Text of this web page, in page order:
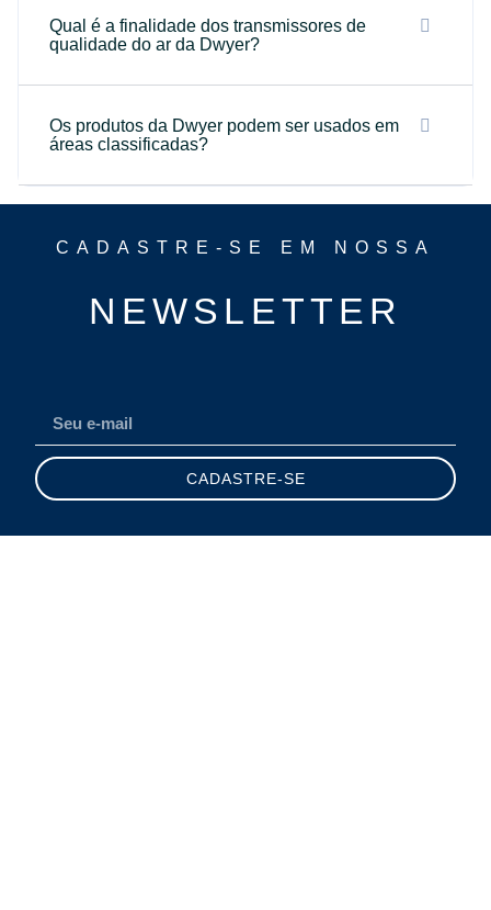
Qual é a finalidade dos transmissores de
qualidade do ar da Dwyer?
Os produtos da Dwyer podem ser usados em
áreas classificadas?
CADASTRE-SE EM NOSSA
NEWSLETTER
CADASTRE-SE